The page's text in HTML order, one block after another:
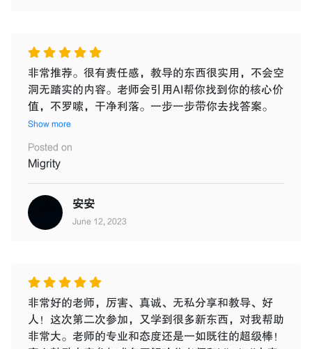
非常推荐。很有责任感，教导的东西很实用，不会空
洞无踏实的内容。老师会引用AI帮你找到你的核心价
值，不罗嗦，干净利落。一步一步带你去找答案。
Show more
Posted on
Migrity
安安
June 12, 2023
非常好的老师，厉害、真诚、无私分享和教导、好
人！这次第二次参加，又学到很多新东西，对我帮助
非常大。老师的专业和态度还是一如既往的超级棒！